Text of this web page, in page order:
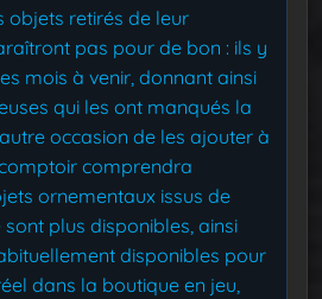
objets retirés de leur
pas pour de bon : ils y
mois à venir, donnant ainsi
qui les ont manqués la
occasion de les ajouter à
comprendra
ornementaux issus de
plus disponibles, ainsi
disponibles pour
dans la boutique en jeu,